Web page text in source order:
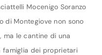
Mocenigo Soranzo
di Montegiove non sono
ma le cantine di una
dei proprietari